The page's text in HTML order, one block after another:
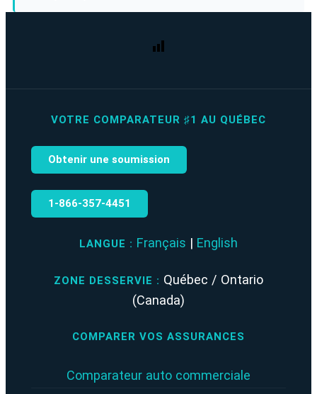
VOTRE COMPARATEUR ♯1 AU QUÉBEC
Obtenir une soumission
1‑866‑357‑4451
LANGUE : Français | English
ZONE DESSERVIE : Québec / Ontario
(Canada)
COMPARER VOS ASSURANCES
Comparateur auto commerciale